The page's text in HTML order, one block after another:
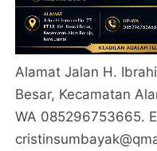
Alamat Jalan H.
Besar, Kecamatan
WA 085296753665.